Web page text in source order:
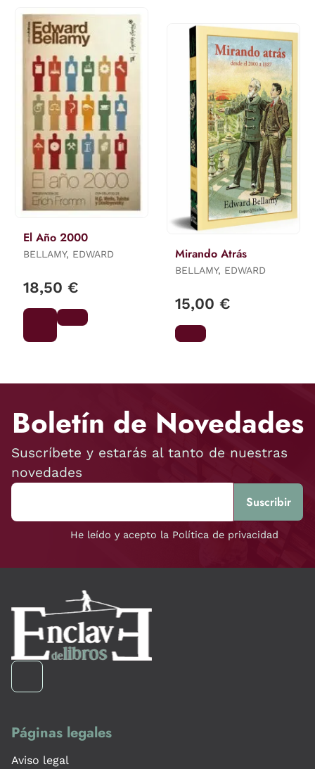
El Año 2000
BELLAMY, EDWARD
18,50 €
Mirando Atrás
BELLAMY, EDWARD
15,00 €
Boletín de Novedades
Suscríbete y estarás al tanto de nuestras
novedades
He leído y acepto la Política de privacidad
Páginas legales
Aviso legal